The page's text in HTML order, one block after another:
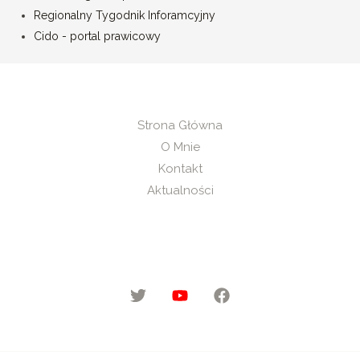
Regionalny Tygodnik Inforamcyjny
Cido - portal prawicowy
Strona Główna
O Mnie
Kontakt
Aktualności